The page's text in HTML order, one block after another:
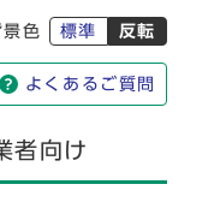
景色 標準 反転
よくあるご質問
者向け